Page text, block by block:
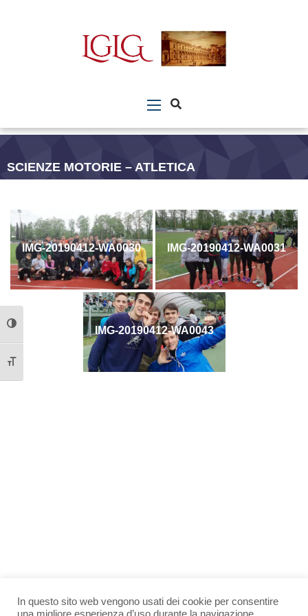
Attiva/disattiva alto contrasto
Attiva/disattiva dimensione testo
SCIENZE MOTORIE – ATLETICA
IMG-20190412-WA0030 IMG-20190412-WA0031
IMG-20190412-WA0043
In questo sito web vengono usati dei cookie per consentire